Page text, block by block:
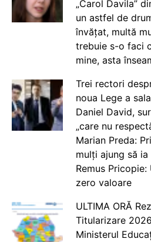
„Carol Davila”
un astfel de
învățat, multă
trebuie s-o faci
mine, asta
Trei rectori
noua Lege a
Daniel David,
„care nu
Marian Preda:
mulți ajung să
Remus
zero valoare
ULTIMA ORĂ
Titularizare
Ministerul